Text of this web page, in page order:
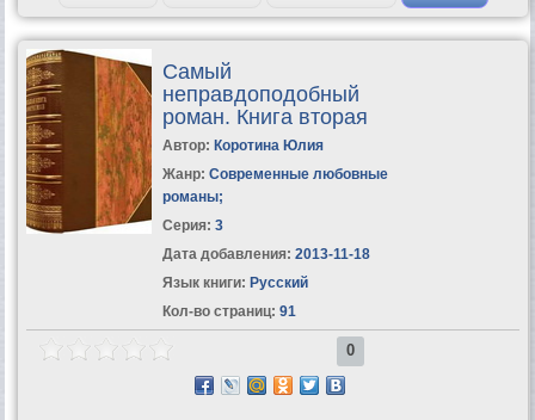
Самый
неправдоподобный
роман. Книга вторая
Автор: Коротина Юлия
Жанр: Современные любовные
романы;
Серия: 3
Дата добавления: 2013-11-18
Язык книги: Русский
Кол-во страниц: 91
0